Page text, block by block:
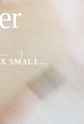
...
SMALL...